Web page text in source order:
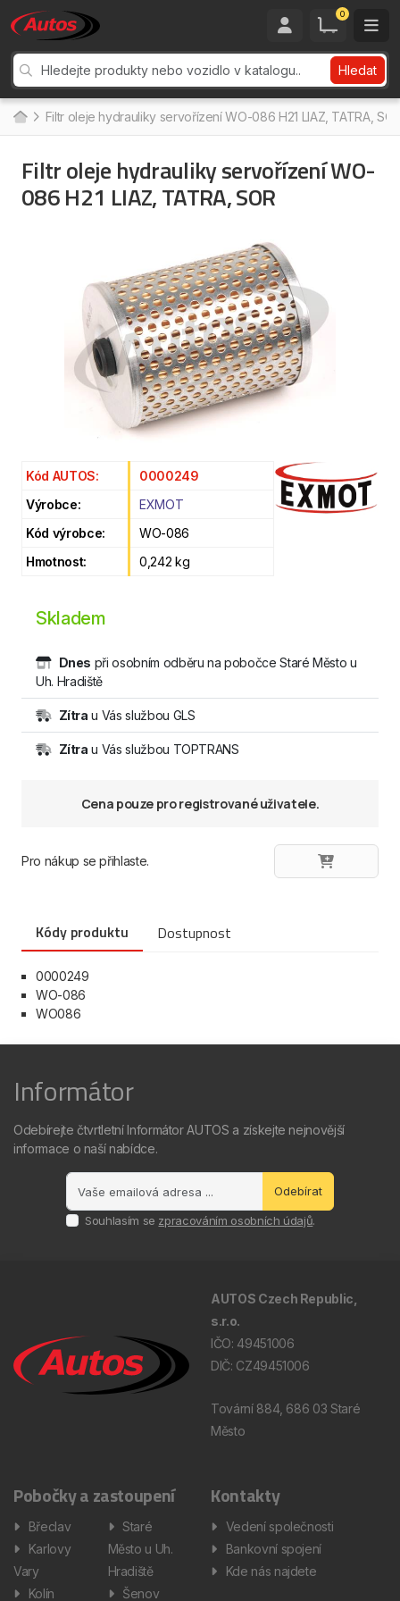
0
Hledat
Filtr oleje hydrauliky servořízení WO-086 H21 LIAZ, TATRA,
Filtr oleje hydrauliky servořízení WO-
086 H21 LIAZ, TATRA, SOR
Kód AUTOS:
0000249
Výrobce:
EXMOT
Kód výrobce:
WO-086
Hmotnost:
0,242 kg
Skladem
Dnes při osobním odběru na pobočce Staré Město u
Uh. Hradiště
Zítra u Vás službou GLS
Zítra u Vás službou TOPTRANS
Cena pouze pro registrované uživatele.
Pro nákup se přihlaste.
Kódy produktu Dostupnost
0000249
WO-086
WO086
Informátor
Odebírejte čtvrtletní Informátor AUTOS a získejte nejnovější
informace o naší nabídce.
Odebírat
Souhlasím se zpracováním osobních údajů.
AUTOS Czech Republic,
s.r.o.
IČO: 49451006
DIČ: CZ49451006
Tovární 884, 686 03 Staré
Město
Pobočky a zastoupení
Břeclav
Karlovy
Vary
Kolín
Staré
Město u Uh.
Hradiště
Šenov
Kontakty
Vedení společnosti
Bankovní spojení
Kde nás najdete